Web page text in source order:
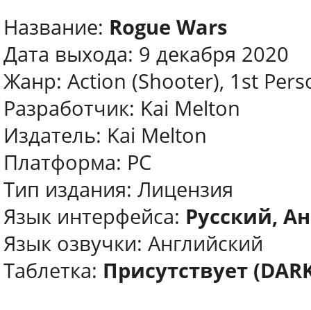
Название: Rogue Wars
Дата выхода: 9 декабря 2020
Жанр: Action (Shooter), 1st
Разработчик: Kai Melton
Издатель: Kai Melton
Платформа: PC
Тип издания: Лицензия
Язык интерфейса: Русский,
Язык озвучки: Английский
Таблетка: Присутствует